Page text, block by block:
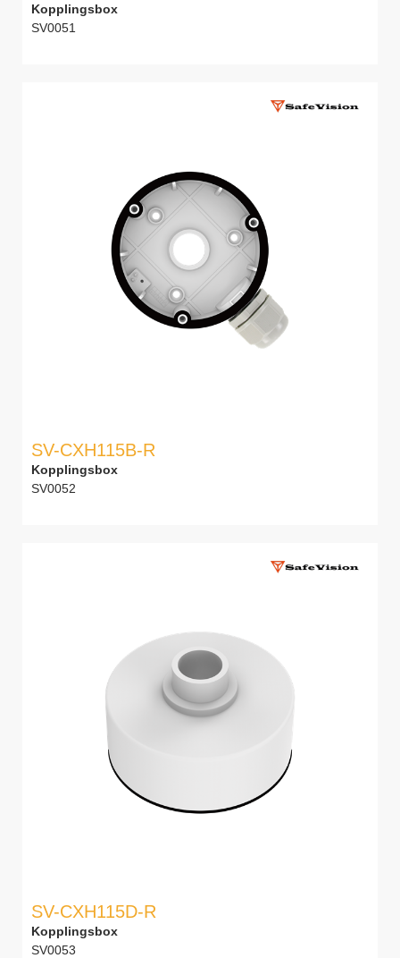
Kopplingsbox
SV0051
SV-CXH115B-R
Kopplingsbox
SV0052
SV-CXH115D-R
Kopplingsbox
SV0053